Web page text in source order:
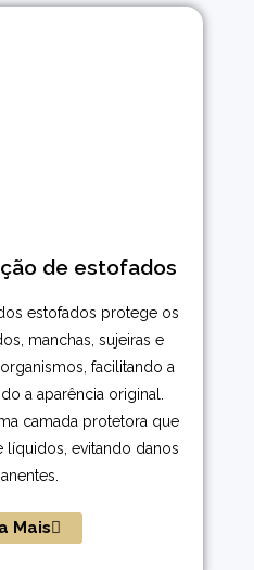
de estofados
estofados protege os
manchas, sujeiras e
facilitando a
a aparência original.
camada protetora que
líquidos, evitando danos
Mais